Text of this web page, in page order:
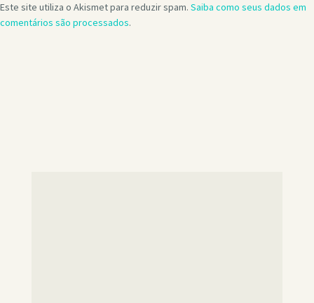
Este site utiliza o Akismet para reduzir spam. Saiba como seus dados em
comentários são processados.